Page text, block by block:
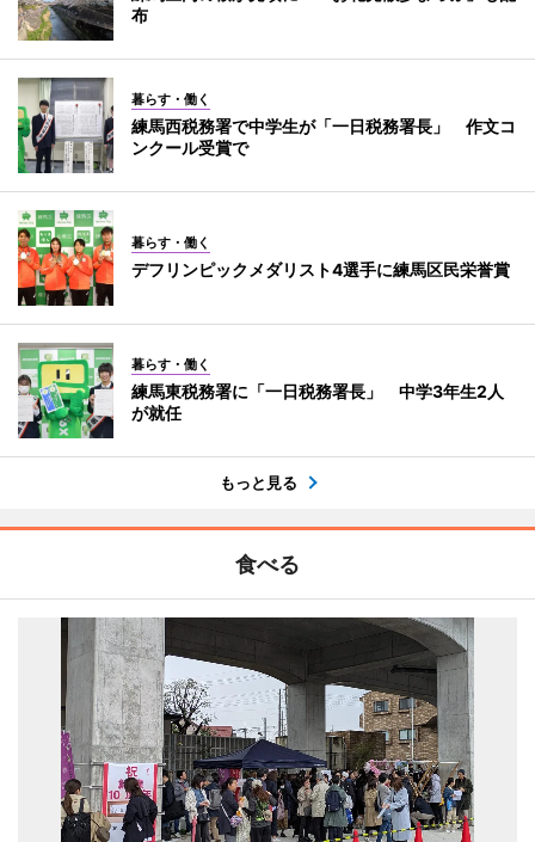
布
暮らす・働く
練馬西税務署で中学生が「一日税務署長」 作文コ
ンクール受賞で
暮らす・働く
デフリンピックメダリスト4選手に練馬区民栄誉賞
暮らす・働く
練馬東税務署に「一日税務署長」 中学3年生2人
が就任
もっと見る
食べる